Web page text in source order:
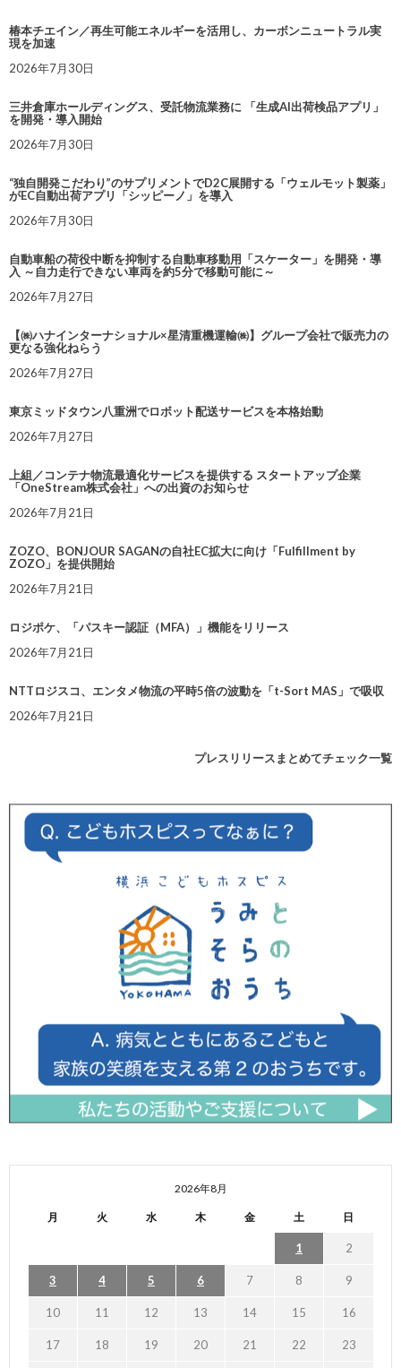
椿本チエイン／再生可能エネルギーを活用し、カーボンニュートラル実
現を加速
2026年7月30日
三井倉庫ホールディングス、受託物流業務に 「生成AI出荷検品アプリ」
を開発・導入開始
2026年7月30日
“独自開発こだわり”のサプリメントでD2C展開する「ウェルモット製薬」
がEC自動出荷アプリ「シッピーノ」を導入
2026年7月30日
自動車船の荷役中断を抑制する自動車移動用「スケーター」を開発・導
入 ～自力走行できない車両を約5分で移動可能に～
2026年7月27日
【㈱ハナインターナショナル×星清重機運輸㈱】グループ会社で販売力の
更なる強化ねらう
2026年7月27日
東京ミッドタウン八重洲でロボット配送サービスを本格始動
2026年7月27日
上組／コンテナ物流最適化サービスを提供する スタートアップ企業
「OneStream株式会社」への出資のお知らせ
2026年7月21日
ZOZO、BONJOUR SAGANの自社EC拡大に向け「Fulfillment by
ZOZO」を提供開始
2026年7月21日
ロジポケ、「パスキー認証（MFA）」機能をリリース
2026年7月21日
NTTロジスコ、エンタメ物流の平時5倍の波動を「t-Sort MAS」で吸収
2026年7月21日
プレスリリースまとめてチェック一覧
2026年8月
月 火 水 木 金 土 日
1 2
3 4 5 6 7 8 9
10 11 12 13 14 15 16
17 18 19 20 21 22 23